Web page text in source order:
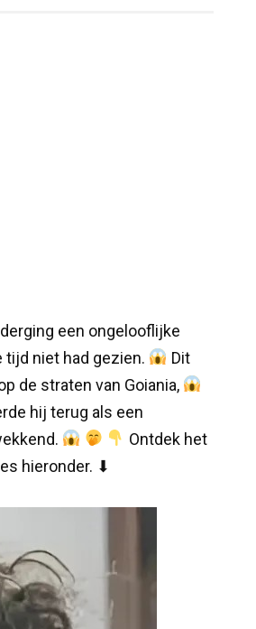
een ongelooflijke
niet had gezien.
Dit
de straten van Goiania,
hij terug als een
Ontdek het
hieronder. ⬇